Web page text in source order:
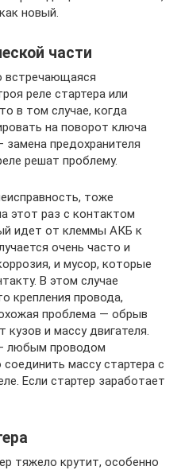
новый.
части
встречающаяся
реле стартера или
в том случае, когда
на поворот ключа
предохранителя
решат проблему.
тоже
этот раз с контактом
идет от клеммы АКБ к
очень часто и
и мусор, которые
В этом случае
крепления провода,
проблема — обрыв
и массу двигателя.
любым проводом
массу cтартера с
Если стартер заработает
тяжело крутит, особенно